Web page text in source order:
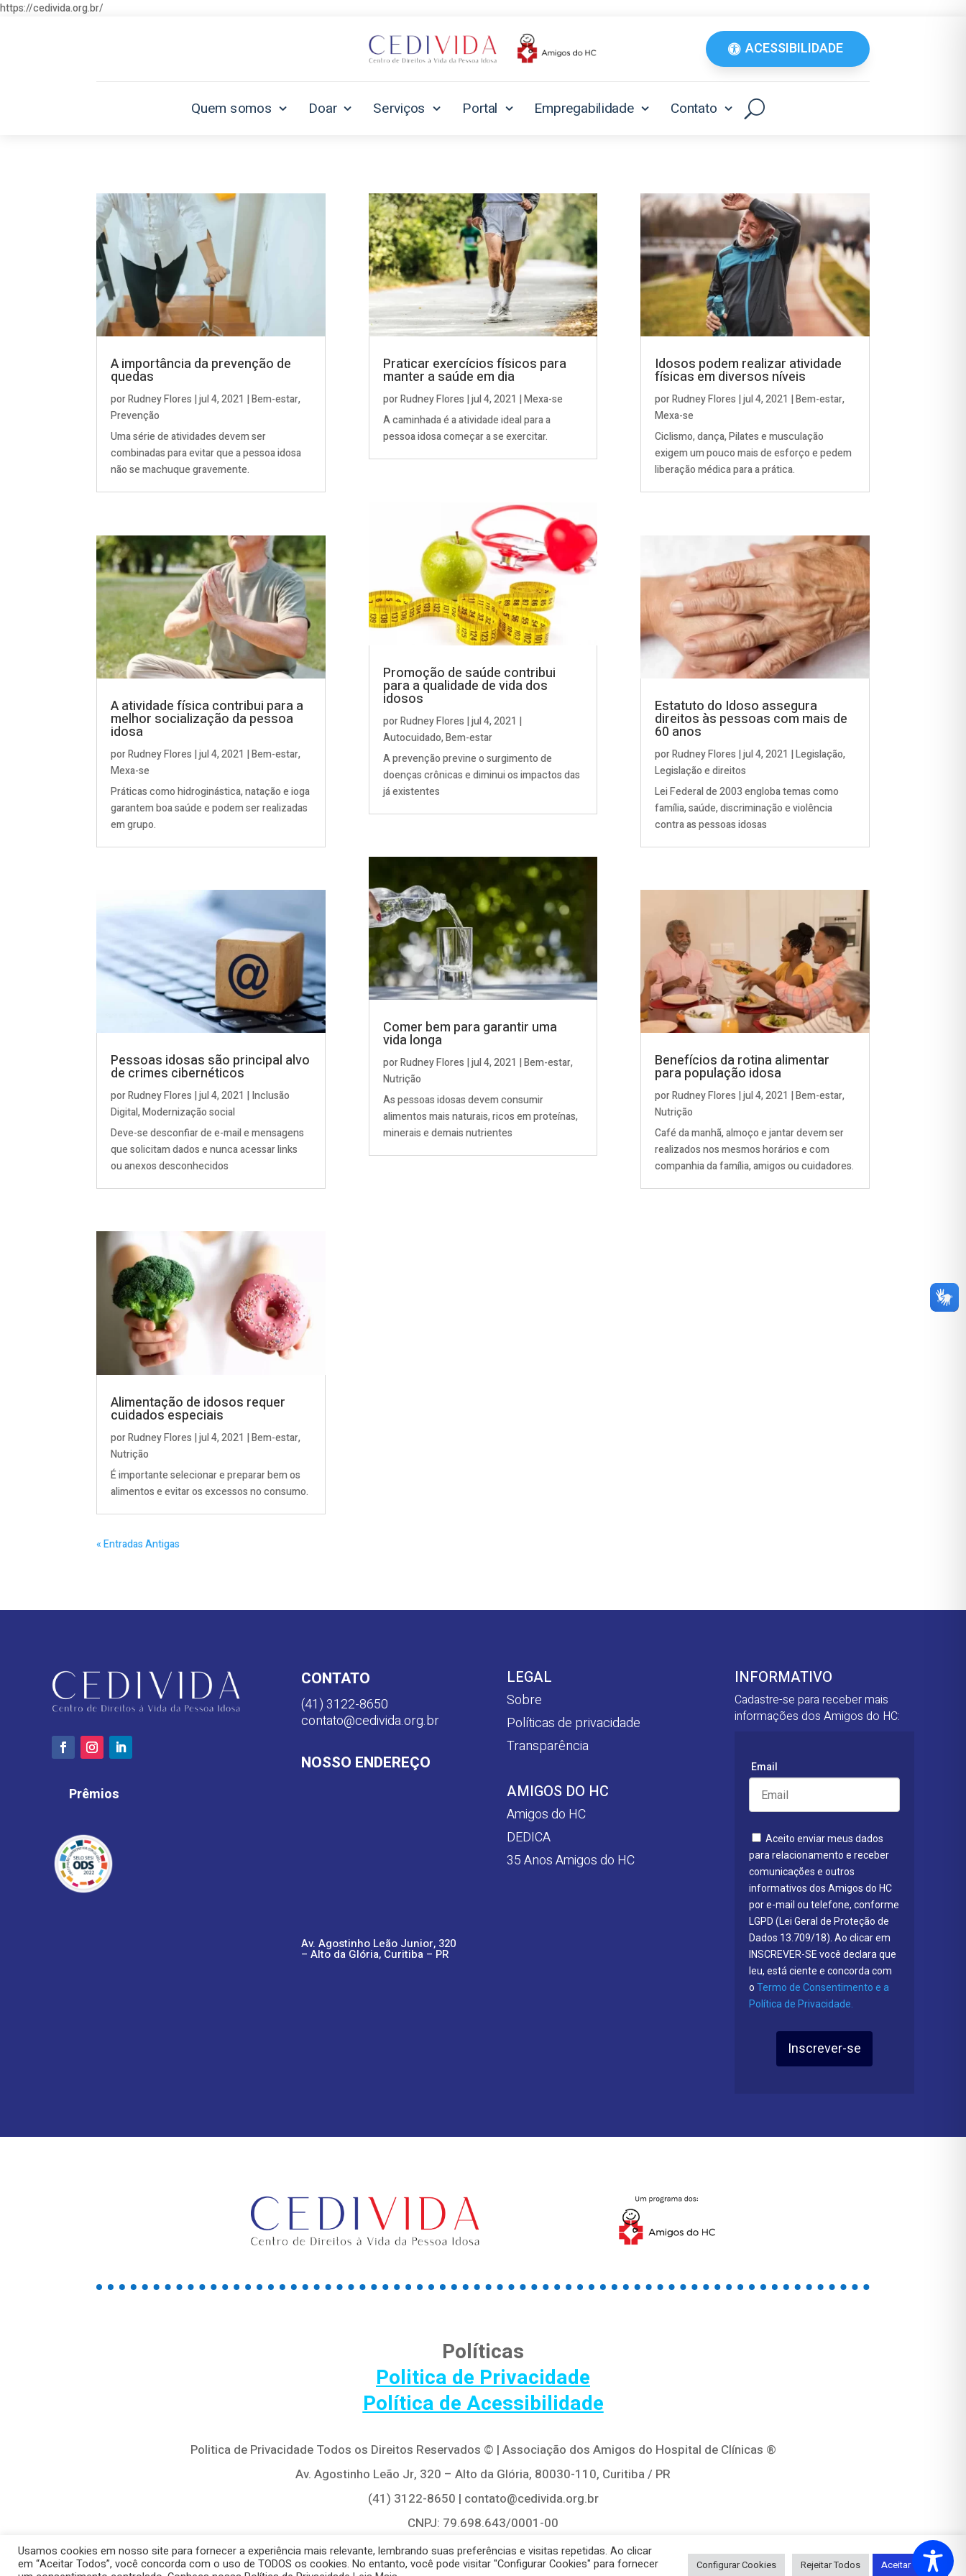
https://cedivida.org.br/
ACESSIBILIDADE
Quem somos Doar Serviços Portal Empregabilidade Contato
A importância da prevenção de
quedas
porRudney Flores |jul 4, 2021 |Bem-estar,
Prevenção
Uma série de atividades devem ser
combinadas para evitar que a pessoa idosa
não se machuque gravemente.
A atividade física contribui para a
melhor socialização da pessoa
idosa
porRudney Flores |jul 4, 2021 |Bem-estar,
Mexa-se
Práticas como hidroginástica, natação e ioga
garantem boa saúde e podem ser realizadas
em grupo.
Pessoas idosas são principal alvo
de crimes cibernéticos
porRudney Flores |jul 4, 2021 |Inclusão
Digital,Modernização social
Deve-se desconfiar de e-mail e mensagens
que solicitam dados e nunca acessar links
ou anexos desconhecidos
Alimentação de idosos requer
cuidados especiais
porRudney Flores |jul 4, 2021 |Bem-estar,
Nutrição
É importante selecionar e preparar bem os
alimentos e evitar os excessos no consumo.
Praticar exercícios físicos para
manter a saúde em dia
porRudney Flores |jul 4, 2021 |Mexa-se
A caminhada é a atividade ideal para a
pessoa idosa começar a se exercitar.
Promoção de saúde contribui
para a qualidade de vida dos
idosos
porRudney Flores |jul 4, 2021 |
Autocuidado,Bem-estar
A prevenção previne o surgimento de
doenças crônicas e diminui os impactos das
já existentes
Comer bem para garantir uma
vida longa
porRudney Flores |jul 4, 2021 |Bem-estar,
Nutrição
As pessoas idosas devem consumir
alimentos mais naturais, ricos em proteínas,
minerais e demais nutrientes
Idosos podem realizar atividade
físicas em diversos níveis
porRudney Flores |jul 4, 2021 |Bem-estar,
Mexa-se
Ciclismo, dança, Pilates e musculação
exigem um pouco mais de esforço e pedem
liberação médica para a prática.
Estatuto do Idoso assegura
direitos às pessoas com mais de
60 anos
porRudney Flores |jul 4, 2021 |Legislação,
Legislação e direitos
Lei Federal de 2003 engloba temas como
família, saúde, discriminação e violência
contra as pessoas idosas
Benefícios da rotina alimentar
para população idosa
porRudney Flores |jul 4, 2021 |Bem-estar,
Nutrição
Café da manhã, almoço e jantar devem ser
realizados nos mesmos horários e com
companhia da família, amigos ou cuidadores.
« Entradas Antigas
Prêmios
CONTATO
(41) 3122-8650
contato@cedivida.org.br
NOSSO ENDEREÇO
Av. Agostinho Leão Junior, 320
– Alto da Glória, Curitiba – PR
LEGAL
Sobre
Políticas de privacidade
Transparência
AMIGOS DO HC
Amigos do HC
DEDICA
35 Anos Amigos do HC
INFORMATIVO
Cadastre-se para receber mais
informações dos Amigos do HC:
Email
Aceito enviar meus dados
para relacionamento e receber
comunicações e outros
informativos dos Amigos do HC
por e-mail ou telefone, conforme
LGPD (Lei Geral de Proteção de
Dados 13.709/18). Ao clicar em
INSCREVER-SE você declara que
leu, está ciente e concorda com
o Termo de Consentimento e a
Política de Privacidade.
Inscrever-se
Políticas
Politica de Privacidade
Política de Acessibilidade
Politica de Privacidade Todos os Direitos Reservados © | Associação dos Amigos do Hospital de Clínicas ®
Av. Agostinho Leão Jr, 320 – Alto da Glória, 80030-110, Curitiba / PR
(41) 3122-8650 | contato@cedivida.org.br
CNPJ: 79.698.643/0001-00
Usamos cookies em nosso site para fornecer a experiência mais relevante, lembrando suas preferências e visitas repetidas. Ao clicar
em “Aceitar Todos”, você concorda com o uso de TODOS os cookies. No entanto, você pode visitar "Configurar Cookies" para fornecer
Configurar Cookies Rejeitar Todos Aceitar Todos